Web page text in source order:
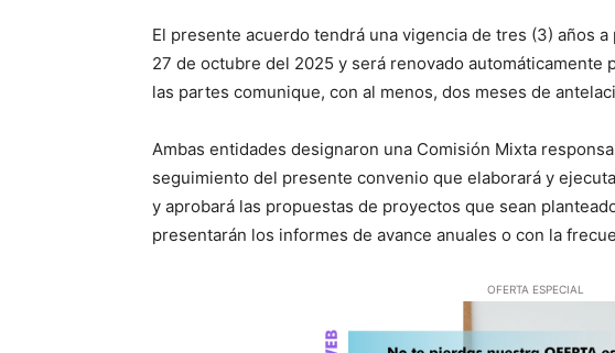
El presente acuerdo tendrá una vigencia de tres (3) años
27 de octubre del 2025 y será renovado automáticamente
las partes comunique, con al menos, dos meses de
Ambas entidades designaron una Comisión Mixta
seguimiento del presente convenio que elaborará y
y aprobará las propuestas de proyectos que sean
presentarán los informes de avance anuales o con la
OFERTA ESPECIAL